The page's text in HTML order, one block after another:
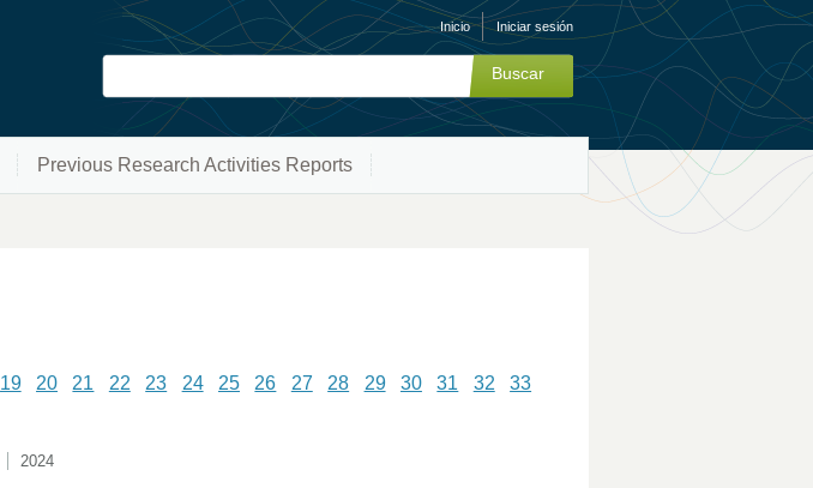
Inicio Iniciar sesión
Previous Research Activities Reports
19 20 21 22 23 24 25 26 27 28 29 30 31 32
33
2024